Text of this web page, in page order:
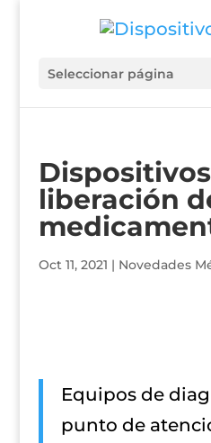
Seleccionar página
liberación
Oct 11, 2021 | Novedades
Equipos de
punto de